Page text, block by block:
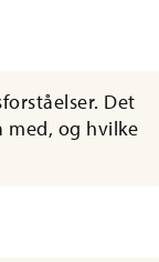
Det
med, og hvilke